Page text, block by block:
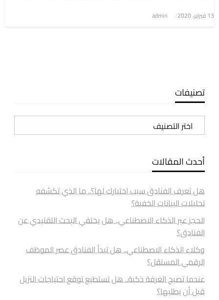
نُشر
13 فبراير، 2020 admin
تصنيفات
تصنيفات
أحدث المقالات
هل تعرف الفنادق سبب اختيارك لها؟.. ما الذي تكشفه
تحليلات البيانات الخفية؟
الحجز عبر الذكاء الاصطناعي.. هل يختفي البحث التقليدي عن
الفنادق؟
وكلاء الذكاء الاصطناعي.. هل تبدأ الفنادق عصر الموظف
الرقمي المستقل؟
عندما تصبح الغرفة ذكية.. هل تستطيع توقع احتياجات النزيل
قبل أن يطلبها؟